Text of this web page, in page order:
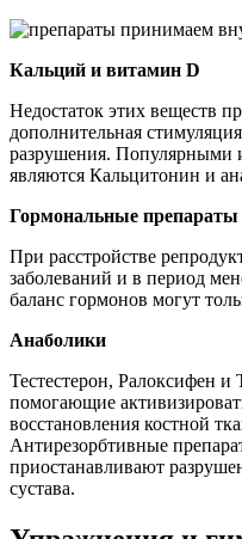
Кальций и витамин D
Недостаток этих веществ
дополнительная
разрушения. Популярными
являются Кальцитонин и
Гормональные препараты
При расстройстве
заболеваний и в период
баланс гормонов могут
Анаболики
Тестестерон, Ралоксифен
помогающие
восстановления костной
Антирезорбтивные
приостанавливают
сустава.